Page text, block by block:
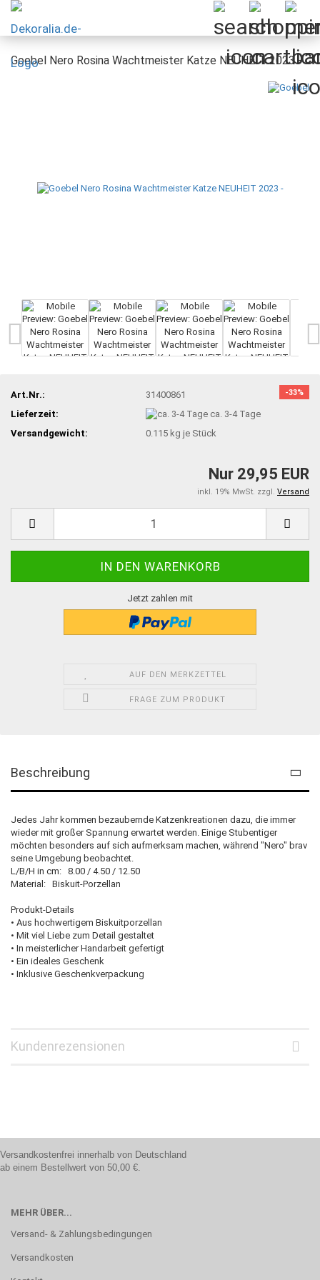
Goebel Nero Rosina Wachtmeister Katze NEUHEIT 2023 -
-33%
Art.Nr.:
31400861
Lieferzeit:
ca. 3-4 Tage
Versandgewicht:
0.115 kg je Stück
Nur 29,95 EUR
inkl. 19% MwSt. zzgl. Versand
Jetzt zahlen mit
AUF DEN MERKZETTEL
FRAGE ZUM PRODUKT
Beschreibung
Jedes Jahr kommen bezaubernde Katzenkreationen dazu, die immer
wieder mit großer Spannung erwartet werden. Einige Stubentiger
möchten besonders auf sich aufmerksam machen, während "Nero" brav
seine Umgebung beobachtet.
L/B/H in cm: 8.00 / 4.50 / 12.50
Material: Biskuit-Porzellan
Produkt-Details
• Aus hochwertigem Biskuitporzellan
• Mit viel Liebe zum Detail gestaltet
• In meisterlicher Handarbeit gefertigt
• Ein ideales Geschenk
• Inklusive Geschenkverpackung
Kundenrezensionen
Versandkostenfrei innerhalb von Deutschland
ab einem Bestellwert von 50,00 €.
MEHR ÜBER...
Versand- & Zahlungsbedingungen
Versandkosten